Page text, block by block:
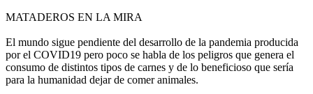
MATADEROS EN LA MIRA
El mundo sigue pendiente del desarrollo de la pandemia producida
por el COVID19 pero poco se habla de los peligros que genera el
consumo de distintos tipos de carnes y de lo beneficioso que sería
para la humanidad dejar de comer animales.